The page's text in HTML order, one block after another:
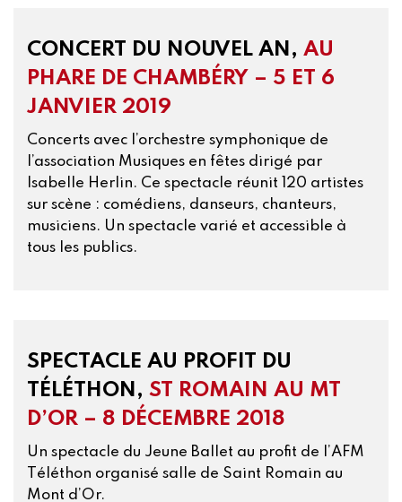
CONCERT DU NOUVEL AN, AU
PHARE DE CHAMBÉRY – 5 ET 6
JANVIER 2019
Concerts avec l’orchestre symphonique de
l’association Musiques en fêtes dirigé par
Isabelle Herlin. Ce spectacle réunit 120 artistes
sur scène : comédiens, danseurs, chanteurs,
musiciens. Un spectacle varié et accessible à
tous les publics.
SPECTACLE AU PROFIT DU
TÉLÉTHON, ST ROMAIN AU MT
D’OR – 8 DÉCEMBRE 2018
Un spectacle du Jeune Ballet au profit de l’AFM
Téléthon organisé salle de Saint Romain au
Mont d’Or.